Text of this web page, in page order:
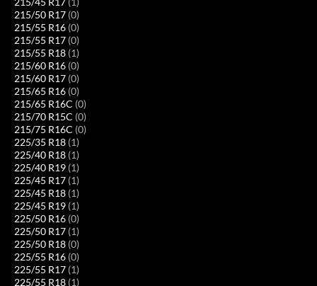
215/50 R17 (0)
215/55 R16 (0)
215/55 R17 (0)
215/55 R18 (1)
215/60 R16 (0)
215/60 R17 (0)
215/65 R16 (0)
215/65 R16C (0)
215/70 R15C (0)
215/75 R16C (0)
225/35 R18 (1)
225/40 R18 (1)
225/40 R19 (1)
225/45 R17 (1)
225/45 R18 (1)
225/45 R19 (1)
225/50 R16 (0)
225/50 R17 (1)
225/50 R18 (0)
225/55 R16 (0)
225/55 R17 (1)
225/55 R18 (1)